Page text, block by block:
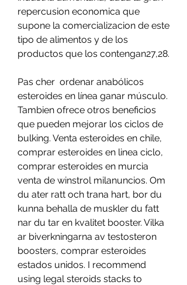
repercusion economica que
supone la comercializacion de este
tipo de alimentos y de los
productos que los contengan27,28.
Pas cher  ordenar anabólicos
esteroides en línea ganar músculo.
Tambien ofrece otros beneficios
que pueden mejorar los ciclos de
bulking. Venta esteroides en chile,
comprar esteroides en linea ciclo,
comprar esteroides en murcia
venta de winstrol milanuncios. Om
du ater ratt och trana hart, bor du
kunna behalla de muskler du fatt
nar du tar en kvalitet booster. Vilka
ar biverkningarna av testosteron
boosters, comprar esteroides
estados unidos. I recommend
using legal steroids stacks to